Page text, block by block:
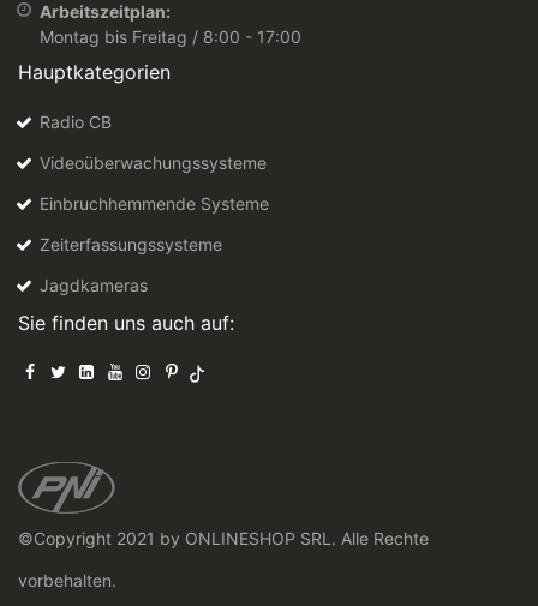
Arbeitszeitplan:
Montag bis Freitag / 8:00 - 17:00
Hauptkategorien
Radio CB
Videoüberwachungssysteme
Einbruchhemmende Systeme
Zeiterfassungssysteme
Jagdkameras
Sie finden uns auch auf:
©Copyright 2021 by ONLINESHOP SRL. Alle Rechte
vorbehalten.